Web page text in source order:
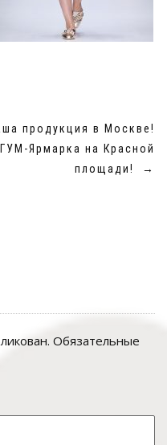
продукция в Москве!
ГУМ-Ярмарка на Красной
площади!
→
Обязательные